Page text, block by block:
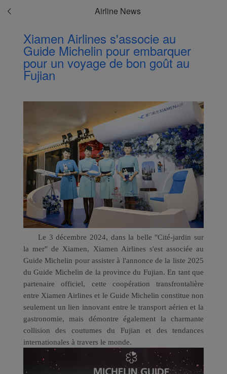
Airline News
Xiamen Airlines s'associe au
Guide Michelin pour embarquer
pour un voyage de bon goût au
Fujian
Le 3 décembre 2024, dans la belle ''Cité-jardin sur
la mer'' de Xiamen, Xiamen Airlines s'est associée au
Guide Michelin pour assister à l'annonce de la liste 2025
du Guide Michelin de la province du Fujian. En tant que
partenaire officiel, cette coopération transfrontalière
entre Xiamen Airlines et le Guide Michelin constitue non
seulement un lien innovant entre le transport aérien et la
gastronomie, mais démontre également la charmante
collision des coutumes du Fujian et des tendances
internationales à travers le monde.